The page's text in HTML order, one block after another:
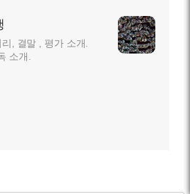
, 결말 , 평가 소개.
소개.